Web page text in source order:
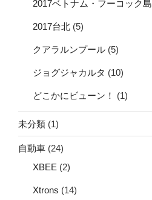
2017ベトナム・フーコック島
2017台北 (5)
クアラルンプール (5)
ジョグジャカルタ (10)
どこかにビューン！ (1)
未分類 (1)
自動車 (24)
XBEE (2)
Xtrons (14)